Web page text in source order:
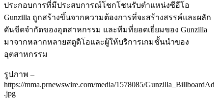
ประกอบการที่มีประสบการณ์โชกโชนรับตำแหน่งซีอีโอ
Gunzilla ถูกสร้างขึ้นจากความต้องการที่จะสร้างสรรค์และผลัก
ดันขีดจำกัดของอุตสาหกรรม และทีมที่ยอดเยี่ยมของ Gunzilla
มาจากหลากหลายสตูดิโอและผู้ให้บริการเกมชั้นนำของ
อุตสาหกรรม
รูปภาพ –
https://mma.prnewswire.com/media/1578085/Gunzilla_BillboardAd
.jpg